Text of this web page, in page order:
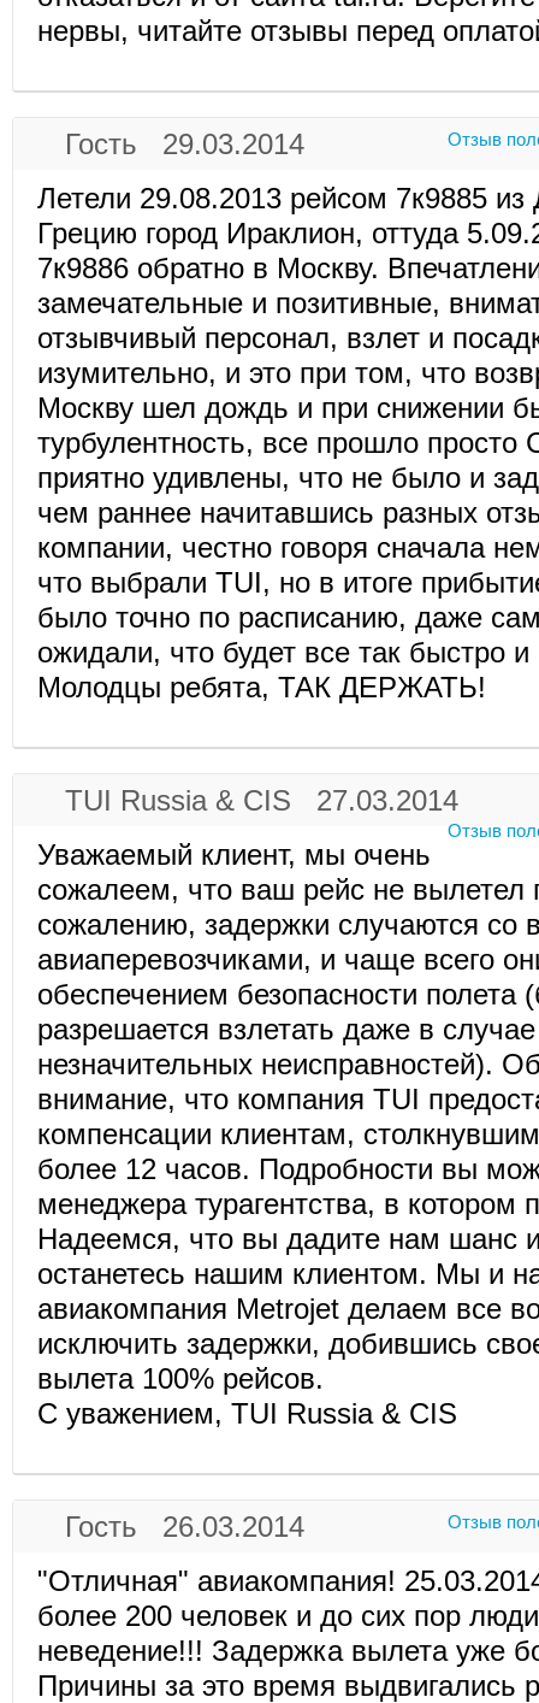
нервы, читайте отзывы перед
Гость 29.03.2014 Отзыв
Летели 29.08.2013 рейсом 7к9885
Грецию город Ираклион, оттуда
7к9886 обратно в Москву.
замечательные и позитивные,
отзывчивый персонал, взлет и
изумительно, и это при том, что
Москву шел дождь и при снижении
турбулентность, все прошло
приятно удивлены, что не было и
чем раннее начитавшись разных
компании, честно говоря сначала
что выбрали TUI, но в итоге
было точно по расписанию, даже
ожидали, что будет все так быстро и
Молодцы ребята, ТАК ДЕРЖАТЬ!
TUI Russia & CIS 27.03.2014
Отзыв
Уважаемый клиент, мы очень
сожалеем, что ваш рейс не вылетел
сожалению, задержки случаются со
авиаперевозчиками, и чаще всего
обеспечением безопасности полета
разрешается взлетать даже в
незначительных неисправностей).
внимание, что компания TUI
компенсации клиентам,
более 12 часов. Подробности вы
менеджера турагентства, в котором
Надеемся, что вы дадите нам шанс
останетесь нашим клиентом. Мы и
авиакомпания Metrojet делаем все
исключить задержки, добившись
вылета 100% рейсов.
C уважением, TUI Russia & CIS
Гость 26.03.2014 Отзыв
"Отличная" авиакомпания!
более 200 человек и до сих пор
неведение!!! Задержка вылета уже
Причины за это время выдвигались